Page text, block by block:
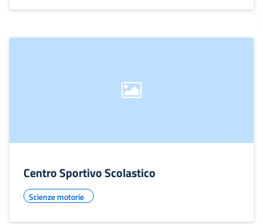
Centro Sportivo Scolastico
Scienze motorie